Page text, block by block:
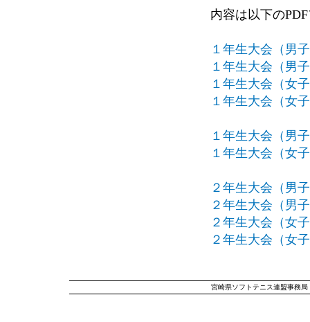
内容は以下の
１年生大会（男
１年生大会（男
１年生大会（女
１年生大会（女
１年生大会（男
１年生大会（女
２年生大会（男
２年生大会（男
２年生大会（女
２年生大会（女
宮崎県ソフトテニス連盟事務